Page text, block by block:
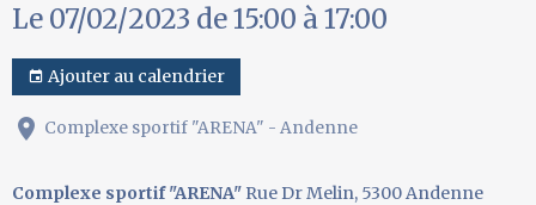
Le 07/02/2023 de 15:00 à 17:00
Ajouter au calendrier
Complexe sportif "ARENA" - Andenne
Complexe sportif "ARENA" Rue Dr Melin, 5300 Andenne